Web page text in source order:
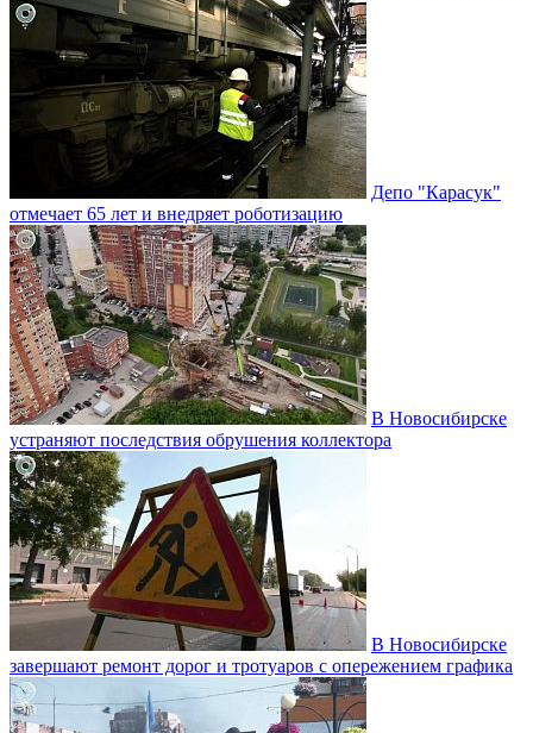
Депо "Карасук"
отмечает 65 лет и внедряет роботизацию
В Новосибирске
устраняют последствия обрушения коллектора
В Новосибирске
завершают ремонт дорог и тротуаров с опережением графика